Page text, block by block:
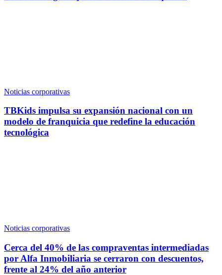
Noticias corporativas
TBKids impulsa su expansión nacional con un
modelo de franquicia que redefine la educación
tecnológica
Noticias corporativas
Cerca del 40% de las compraventas intermediadas
por Alfa Inmobiliaria se cerraron con descuentos,
frente al 24% del año anterior